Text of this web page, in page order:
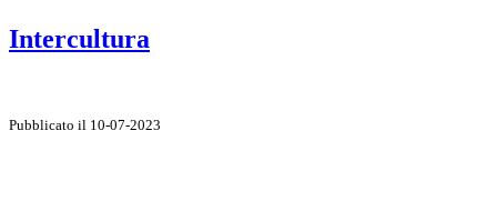
Intercultura
Pubblicato il 10-07-2023